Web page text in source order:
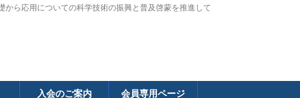
ら応用についての科学技術の振興と普及啓蒙を推進して
入会のご案内 会員専用ページ